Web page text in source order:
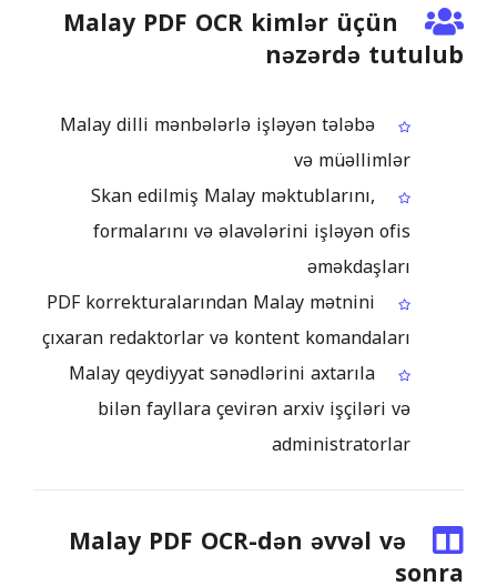
Malay PDF OCR kimlər üçün
nəzərdə tutulub
Malay dilli mənbələrlə işləyən tələbə
və müəllimlər
Skan edilmiş Malay məktublarını,
formalarını və əlavələrini işləyən ofis
əməkdaşları
PDF korrekturalarından Malay mətnini
çıxaran redaktorlar və kontent komandaları
Malay qeydiyyat sənədlərini axtarıla
bilən fayllara çevirən arxiv işçiləri və
administratorlar
Malay PDF OCR-dən əvvəl və
sonra